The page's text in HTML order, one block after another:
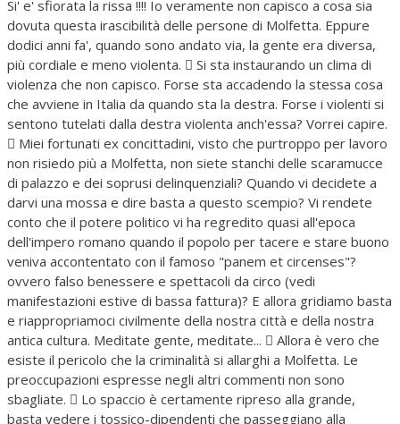
Si' e' sfiorata la rissa !!!! Io veramente non capisco a cosa sia
dovuta questa irascibilità delle persone di Molfetta. Eppure
dodici anni fa', quando sono andato via, la gente era diversa,
più cordiale e meno violenta.  Si sta instaurando un clima di
violenza che non capisco. Forse sta accadendo la stessa cosa
che avviene in Italia da quando sta la destra. Forse i violenti si
sentono tutelati dalla destra violenta anch'essa? Vorrei capire.
 Miei fortunati ex concittadini, visto che purtroppo per lavoro
non risiedo più a Molfetta, non siete stanchi delle scaramucce
di palazzo e dei soprusi delinquenziali? Quando vi decidete a
darvi una mossa e dire basta a questo scempio? Vi rendete
conto che il potere politico vi ha regredito quasi all'epoca
dell'impero romano quando il popolo per tacere e stare buono
veniva accontentato con il famoso "panem et circenses"?
ovvero falso benessere e spettacoli da circo (vedi
manifestazioni estive di bassa fattura)? E allora gridiamo basta
e riappropriamoci civilmente della nostra città e della nostra
antica cultura. Meditate gente, meditate...  Allora è vero che
esiste il pericolo che la criminalità si allarghi a Molfetta. Le
preoccupazioni espresse negli altri commenti non sono
sbagliate.  Lo spaccio è certamente ripreso alla grande,
basta vedere i tossico-dipendenti che passeggiano alla